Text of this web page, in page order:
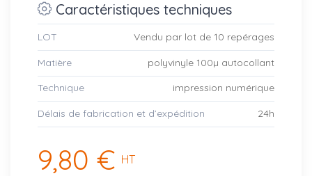
Caractéristiques techniques
LOT Vendu par lot de 10 repérages
Matière polyvinyle 100µ autocollant
Technique impression numérique
Délais de fabrication et d’expédition 24h
9,80 € HT